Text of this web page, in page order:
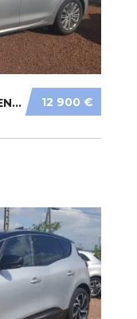
12 900 €
PEUGEOT 208 PURETECH ESSENCE